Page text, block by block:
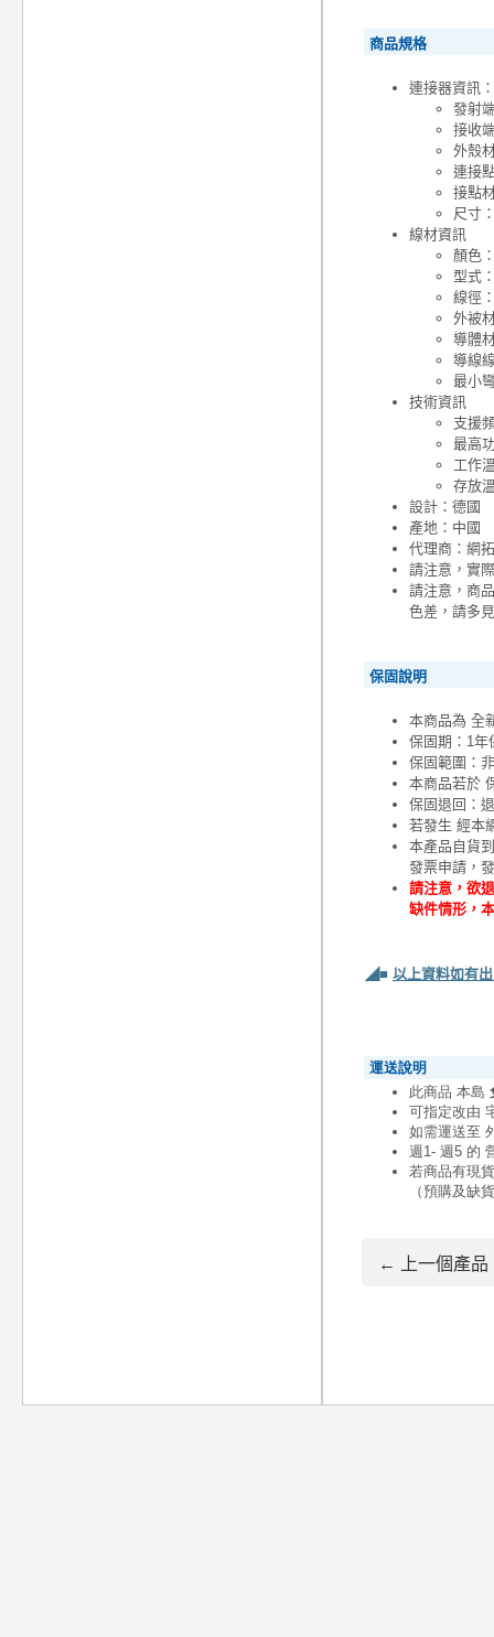
商品規格
連接器資訊：
發射
接收
外殼
連接
接點
尺寸
線材資訊
顏色
型式
線徑
外被
導體
導線
最小
技術資訊
支援
最高
工作
存放
設計：德國
產地：中國
代理商：網
請注意，實
請注意，商
色差，請多
保固說明
本商品為 全
保固期：1年
保固範圍：
本商品若於
保固退回：
若發生 經本
本產品自貨
發票申請，
請注意，欲
缺件情形，
◢■ 以上資料如有
← 上一個產品